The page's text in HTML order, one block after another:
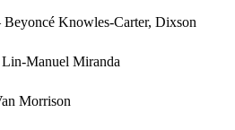
Knowles-Carter, Dixson
Manuel Miranda
Morrison